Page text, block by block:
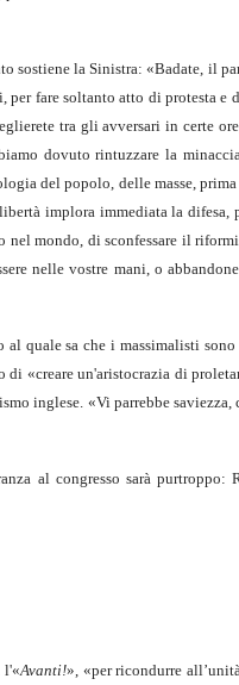
sostiene la Sinistra: «Badate, il
fare soltanto atto di pro­testa e
tra gli avversari in certe
dovuto rintuzzare la
del popolo, delle masse,
implora immediata la difesa,
mondo, di sconfessare il
nelle vostre mani, o
quale sa che i massimalisti
«creare un'aristocrazia di
inglese. «Vi parrebbe saviezza,
al congresso sarà purtroppo:
l'«Avanti!», «per ricondurre